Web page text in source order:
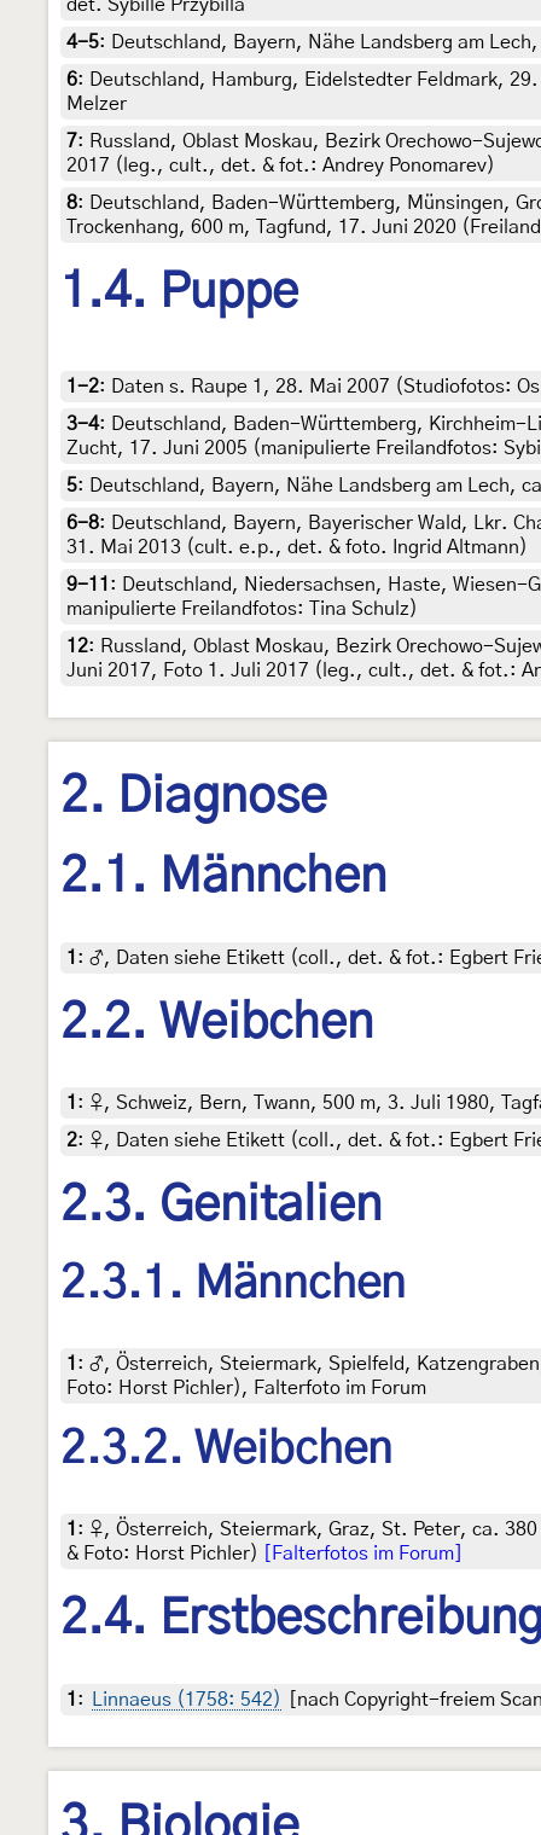
det. Sybille Przybilla
4-5:
Deutschland, Bayern, Nähe Landsberg am
6:
Deutschland, Hamburg, Eidelstedter Feldmark,
Melzer
7: Russland, Oblast Moskau, Bezirk Orechowo-
2017 (leg., cult., det. & fot.: Andrey Ponomarev)
8:
Deutschland, Baden-Württemberg, Münsingen,
Trockenhang, 600 m, Tagfund, 17. Juni 2020
1.4. Puppe
1-2: Daten s. Raupe 1, 28. Mai 2007 (Studiofotos:
3-4: Deutschland, Baden-Württemberg, Kirchheim-
Zucht, 17. Juni 2005 (manipulierte Freilandfotos:
5: Deutschland, Bayern, Nähe Landsberg am Lech,
6-8: Deutschland, Bayern, Bayerischer Wald, Lkr.
31. Mai 2013 (cult. e.p., det. & foto. Ingrid Altmann)
9-11 : Deutschland, Niedersachsen, Haste,
manipulierte Freilandfotos: Tina Schulz)
12: Russland, Oblast Moskau, Bezirk Orechowo-
Juni 2017, Foto 1. Juli 2017 (leg., cult., det. & fot.:
2. Diagnose
2.1. Männchen
1 : ♂, Daten siehe Etikett (coll., det. & fot.: Egbert
2.2. Weibchen
1 : ♀, Schweiz, Bern, Twann, 500 m, 3. Juli 1980,
2: ♀, Daten siehe Etikett (coll., det. & fot.: Egbert
2.3. Genitalien
2.3.1. Männchen
1 : ♂, Österreich, Steiermark, Spielfeld,
Foto: Horst Pichler), Falterfoto im Forum
2.3.2. Weibchen
1 : ♀, Österreich, Steiermark, Graz, St. Peter, ca.
& Foto: Horst Pichler)
[Falterfotos im Forum]
2.4.
1 : Linnaeus (1758: 542) [nach Copyright-freiem